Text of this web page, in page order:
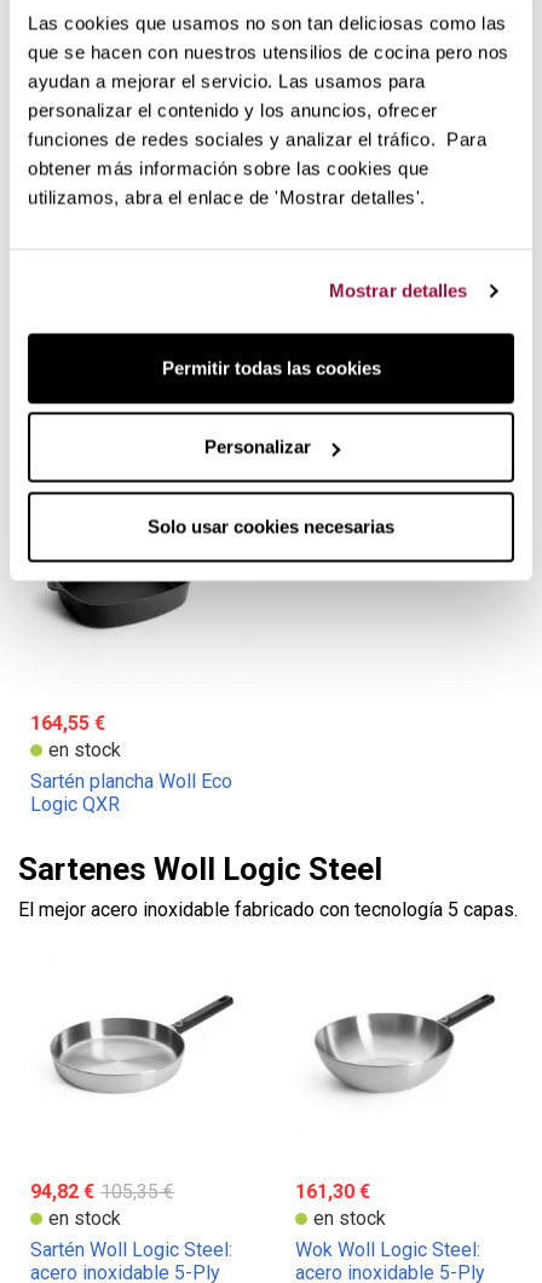
Las cookies que usamos no son tan deliciosas como las
que se hacen con nuestros utensilios de cocina pero nos
ayudan a mejorar el servicio. Las usamos para
personalizar el contenido y los anuncios, ofrecer
funciones de redes sociales y analizar el tráfico. Para
obtener más información sobre las cookies que
utilizamos, abra el enlace de 'Mostrar detalles'.
Mostrar detalles
Permitir todas las cookies
Personalizar
Solo usar cookies necesarias
Sartén Woll Eco Logic
QXR
Pack 3 Sartenes Eco
Logic QXR Woll
132,55 €
Sartén honda Woll Eco
Logic QXR
147,20 €
en stock
164,55 €
en stock
Sartén plancha Woll Eco
Logic QXR
Sartenes Woll Logic Steel
El mejor acero inoxidable fabricado con tecnología 5 capas.
94,82 € 105,35 €
en stock
Sartén Woll Logic Steel:
acero inoxidable 5-Ply
161,30 €
en stock
Wok Woll Logic Steel:
acero inoxidable 5-Ply